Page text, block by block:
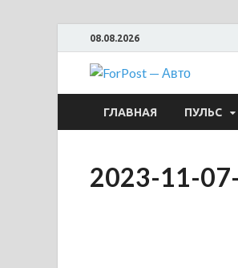
08.08.2026
ГЛАВНАЯ ПУЛЬС
2023-11-